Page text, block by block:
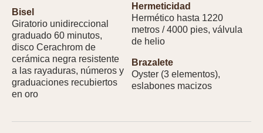
Bisel
Giratorio unidireccional
graduado 60 minutos,
disco Cerachrom de
cerámica negra resistente
a las rayaduras, números y
graduaciones recubiertos
en oro
Hermeticidad
Hermético hasta 1220
metros / 4000 pies, válvula
de helio
Brazalete
Oyster (3 elementos),
eslabones macizos